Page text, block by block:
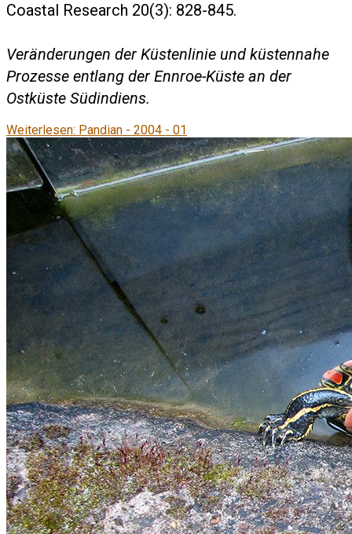
Coastal Research 20(3): 828-845.
Veränderungen der Küstenlinie und küstennahe
Prozesse entlang der Ennroe-Küste an der
Ostküste Südindiens.
Weiterlesen: Pandian - 2004 - 01